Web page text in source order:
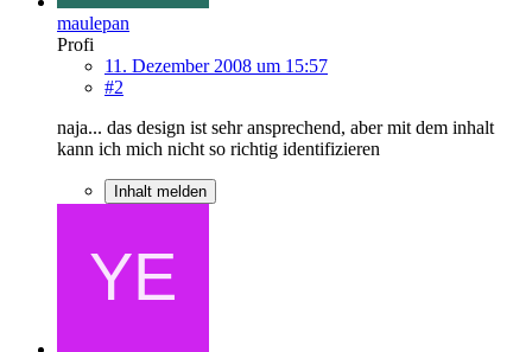
maulepan
Profi
11. Dezember 2008 um 15:57
#2
naja... das design ist sehr ansprechend, aber mit dem inhalt
kann ich mich nicht so richtig identifizieren
Inhalt melden